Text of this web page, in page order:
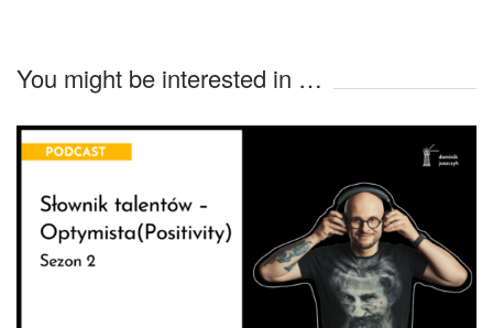
You might be interested in …